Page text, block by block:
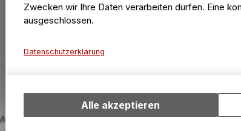
und Roadbike-Fahrer. Die vollständig CNC-
Zwecken wir Ihre Daten verarbeiten dürfen. Eine
ausgeschlossen.
Datenschutzerklärung
Ihrem Gerät, um die grundlegenden
wie die Verwendung des
Alle akzeptieren